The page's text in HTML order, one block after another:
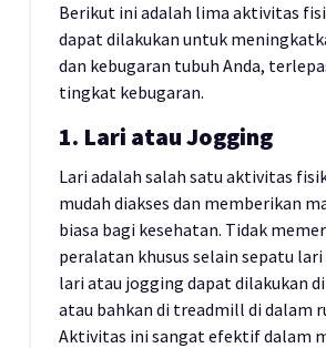
Berikut ini adalah lima aktivitas
dapat dilakukan untuk
dan kebugaran tubuh Anda,
tingkat kebugaran.
1. Lari atau Jogging
Lari adalah salah satu aktivitas
mudah diakses dan memberikan
biasa bagi kesehatan. Tidak
peralatan khusus selain sepatu lari
lari atau jogging dapat dilakukan
atau bahkan di treadmill di dalam
Aktivitas ini sangat efektif dalam